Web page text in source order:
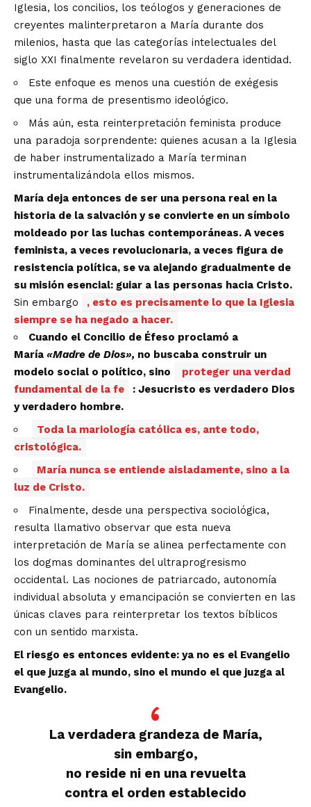
Iglesia, los concilios, los teólogos y generaciones de
creyentes malinterpretaron a María durante dos
milenios, hasta que las categorías intelectuales del
siglo XXI finalmente revelaron su verdadera identidad.
Este enfoque es menos una cuestión de exégesis
que una forma de presentismo ideológico.
Más aún, esta reinterpretación feminista produce
una paradoja sorprendente: quienes acusan a la Iglesia
de haber instrumentalizado a María terminan
instrumentalizándola ellos mismos.
María deja entonces de ser una persona real en la
historia de la salvación y se convierte en un símbolo
moldeado por las luchas contemporáneas. A veces
feminista, a veces revolucionaria, a veces figura de
resistencia política, se va alejando gradualmente de
su misión esencial: guiar a las personas hacia Cristo.
Sin embargo
, esto es precisamente lo que la Iglesia
siempre se ha negado a hacer.
Cuando el Concilio de Éfeso proclamó a
María «Madre de Dios», no buscaba construir un
modelo social o político, sino
proteger una verdad
fundamental de la fe
: Jesucristo es verdadero Dios
y verdadero hombre.
Toda la mariología católica es, ante todo,
cristológica.
María nunca se entiende aisladamente, sino a la
luz de Cristo.
Finalmente, desde una perspectiva sociológica,
resulta llamativo observar que esta nueva
interpretación de María se alinea perfectamente con
los dogmas dominantes del ultraprogresismo
occidental. Las nociones de patriarcado, autonomía
individual absoluta y emancipación se convierten en las
únicas claves para reinterpretar los textos bíblicos
con un sentido marxista.
El riesgo es entonces evidente: ya no es el Evangelio
el que juzga al mundo, sino el mundo el que juzga al
Evangelio.
La verdadera grandeza de María,
sin embargo,
no reside ni en una revuelta
contra el orden establecido